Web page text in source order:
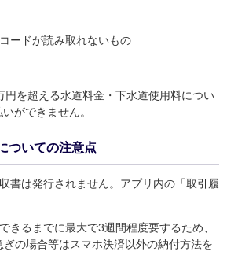
ードが読み取れないもの
を超える水道料金・下水道使用料につい
ができません。
ついての注意点
書は発行されません。アプリ内の「取引履
きるまでに最大で3週間程度要するため、
の場合等はスマホ決済以外の納付方法を